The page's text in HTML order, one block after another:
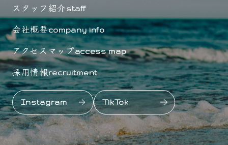
スタッフ紹介staff
会社概要company info
アクセスマップaccess map
採用情報recruitment
Instagram TikTok